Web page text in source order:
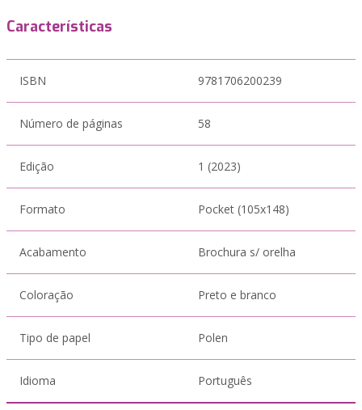
Características
ISBN 9781706200239
Número de páginas 58
Edição 1 (2023)
Formato Pocket (105x148)
Acabamento Brochura s/ orelha
Coloração Preto e branco
Tipo de papel Polen
Idioma Português